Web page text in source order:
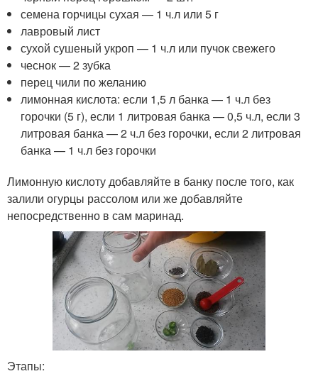
семена горчицы сухая — 1 ч.л или 5 г
лавровый лист
сухой сушеный укроп — 1 ч.л или пучок свежего
чеснок — 2 зубка
перец чили по желанию
лимонная кислота: если 1,5 л банка — 1 ч.л без
горочки (5 г), если 1 литровая банка — 0,5 ч.л, если 3
литровая банка — 2 ч.л без горочки, если 2 литровая
банка — 1 ч.л без горочки
Лимонную кислоту добавляйте в банку после того, как
залили огурцы рассолом или же добавляйте
непосредственно в сам маринад.
Этапы: